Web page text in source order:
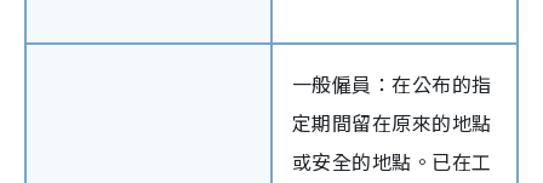
一般僱員：在公布的指
定期間留在原來的地點
或安全的地點。已在工